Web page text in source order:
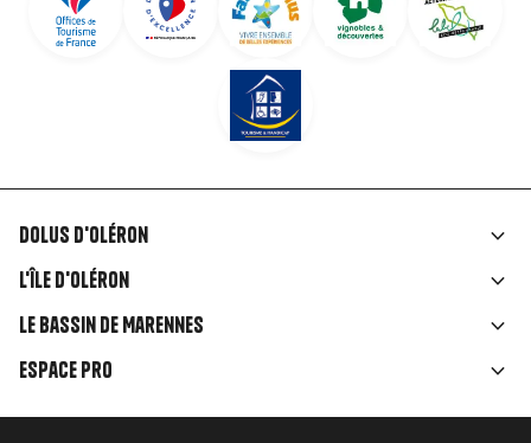
Liens
rubriques
Dolus d'Oléron
L'île d'Oléron
Le Bassin de Marennes
Espace Pro